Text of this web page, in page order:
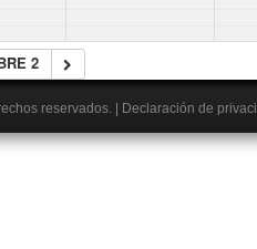
2
reservados. Declaración de